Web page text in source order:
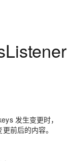
发生变更时，
前后的内容。